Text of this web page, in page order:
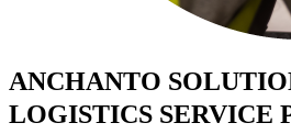
ANCHANTO
LOGISTICS SERVICE